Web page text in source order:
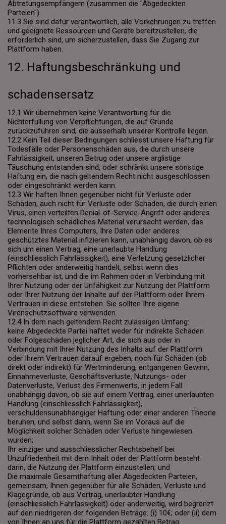
Abtretungsempfängern (zusammen die "Abgedeckten
Parteien").
11.3 Sie sind dafür verantwortlich, alle Vorkehrungen zu treffen
und geeignete Ressourcen und Geräte bereitzustellen, die
erforderlich sind, um sicherzustellen, dass Sie Zugang zur
Plattform haben.
12. Haftungsbeschränkung und
schadensersatz
12.1 Wir übernehmen keine Verantwortung für die
Nichterfüllung von Verpflichtungen, die auf Gründe
zurückzuführen sind, die ausserhalb unserer Kontrolle liegen.
12.2 Kein Teil dieser Bedingungen schliesst unsere Haftung für
Todesfälle oder Personenschäden aus, die durch unsere
Fahrlässigkeit, unseren Betrug oder unsere arglistige
Täuschung entstanden sind, oder schränkt unsere sonstige
Haftung ein, die nach geltendem Recht nicht ausgeschlossen
oder eingeschränkt werden kann.
12.3 Wir haften Ihnen gegenüber nicht für Verluste oder
Schäden, auch nicht für Verluste oder Schäden, die durch einen
Virus, einen verteilten Denial-of-Service-Angriff oder anderes
technologisch schädliches Material verursacht werden, das
Elemente Ihres Computers, Ihre Daten oder anderes
geschütztes Material infizieren kann, unabhängig davon, ob es
sich um einen Vertrag, eine unerlaubte Handlung
(einschliesslich Fahrlässigkeit), eine Verletzung gesetzlicher
Pflichten oder anderweitig handelt, selbst wenn dies
vorhersehbar ist, und die im Rahmen oder in Verbindung mit
Ihrer Nutzung oder der Unfähigkeit zur Nutzung der Plattform
oder Ihrer Nutzung der Inhalte auf der Plattform oder Ihrem
Vertrauen in diese entstehen. Sie sollten Ihre eigene
Virenschutzsoftware verwenden.
12.4 In dem nach geltendem Recht zulässigen Umfang:
keine Abgedeckte Partei haftet weder für indirekte Schäden
oder Folgeschäden jeglicher Art, die sich aus oder in
Verbindung mit Ihrer Nutzung des Inhalts auf der Plattform
oder Ihrem Vertrauen darauf ergeben, noch für Schäden (ob
direkt oder indirekt) für Wertminderung, entgangenen Gewinn,
Einnahmeverluste, Geschäftsverluste, Nutzungs- oder
Datenverluste, Verlust des Firmenwerts, in jedem Fall
unabhängig davon, ob sie auf einem Vertrag, einer unerlaubten
Handlung (einschliesslich Fahrlässigkeit),
verschuldensunabhängiger Haftung oder einer anderen Theorie
beruhen, und selbst dann, wenn Sie im Voraus auf die
Möglichkeit solcher Schäden oder Verluste hingewiesen
wurden;
Ihr einziger und ausschliesslicher Rechtsbehelf bei
Unzufriedenheit mit dem Inhalt oder der Plattform besteht
darin, die Nutzung der Plattform einzustellen; und
Die maximale Gesamthaftung aller Abgedeckten Parteien,
gemeinsam, Ihnen gegenüber für alle Schäden, Verluste und
Klagegründe, ob aus Vertrag, unerlaubter Handlung
(einschliesslich Fahrlässigkeit) oder anderweitig, wird begrenzt
auf den niedrigeren der folgenden Beträge: (i) 10€; oder (ii) dem
von Ihnen an uns für die Plattform gezahlten Betrag.